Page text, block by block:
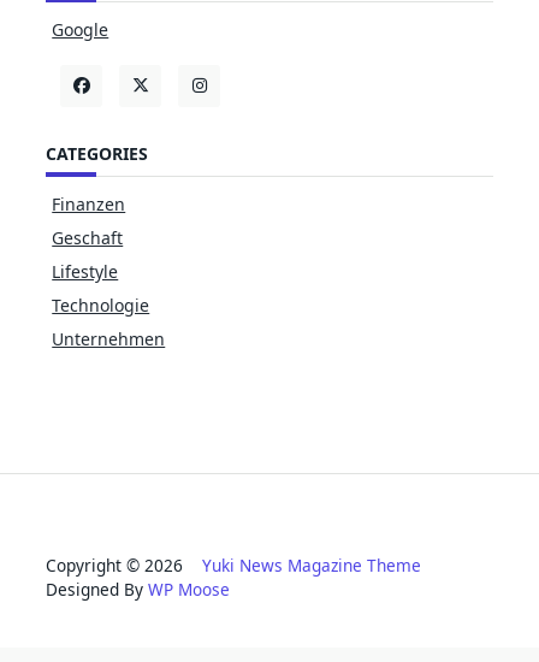
Google
CATEGORIES
Finanzen
Geschaft
Lifestyle
Technologie
Unternehmen
Copyright © 2026 Yuki News Magazine Theme
Designed By WP Moose